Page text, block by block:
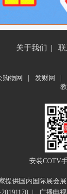
关于我们 |
购物网 发财网
安装COTV
提供国内国际展会
广播电